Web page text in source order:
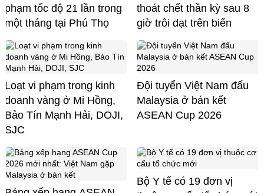
phạm tốc độ 21 lần trong
một tháng tại Phú Thọ
thoát chết thần kỳ sau 8
giờ trôi dạt trên biển
Loạt vi phạm trong kinh
doanh vàng ở Mi Hồng,
Bảo Tín Mạnh Hải, DOJI,
SJC
Đội tuyển Việt Nam đấu
Malaysia ở bán kết
ASEAN Cup 2026
Bộ Y tế có 19 đơn vị